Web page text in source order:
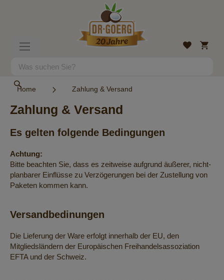
Suche
Wunschliste
Mein
Home Zahlung & Versand
Zahlung & Versand
Es gelten folgende Bedingungen
Achtung:
Bitte beachten Sie, dass es zeitweise aufgrund äußerer, nicht-
planbarer Einflüsse zu Verzögerungen bei der Zustellung von
Paketen kommen kann.
Versandbedinungen
Die Lieferung der Ware erfolgt innerhalb der EU, den
Mitgliedsländern der Europäischen Freihandelsassoziation
EFTA und der Schweiz.